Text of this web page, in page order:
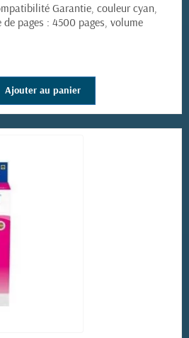
Garantie, couleur cyan,
pages : 4500 pages, volume
Ajouter au panier